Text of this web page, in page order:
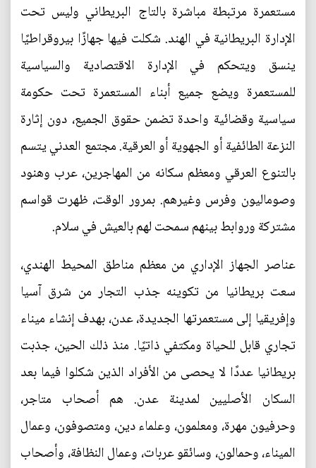
مستعمرة مرتبطة مباشرة بالتاج البريطاني وليس تحت
الإدارة البريطانية في الهند. شكلت فيها جهازًا بيروقراطيًا
ينسق ويتحكم في الإدارة الاقتصادية والسياسية
للمستعمرة ويضع جميع أبناء المستعمرة تحت حكومة
سياسية وقضائية واحدة تضمن حقوق الجميع، دون إثارة
النزعة الطائفية أو الجهوية أو العرقية. مجتمع العدني يتسم
بالتنوع العرقي ومعظم سكانه من المهاجرين، عرب وهنود
وصوماليون وفرس وغيرهم. بمرور الوقت، ظهرت قواسم
مشتركة وروابط بينهم سمحت لهم بالعيش في سلام.
عناصر الجهاز الإداري من معظم مناطق المحيط الهندي،
سعت بريطانيا من تكوينه جذب التجار من شرق آسيا
وإفريقيا إلى مستعمرتها الجديدة، عدن، بهدف إنشاء ميناء
تجاري قابل للحياة ومكتفي ذاتيًا. منذ ذلك الحين، جذبت
بريطانيا عددًا لا يحصى من الأفراد الذين شكلوا فيما بعد
السكان الأصليين لمدينة عدن. هم أصحاب متاجر،
وحرفيون مهرة، ومعلمون، وعلماء دين، ومتصوفون، وعمال
الميناء، وحمالون، وسائقو عربات، وعمال النظافة، وأصحاب